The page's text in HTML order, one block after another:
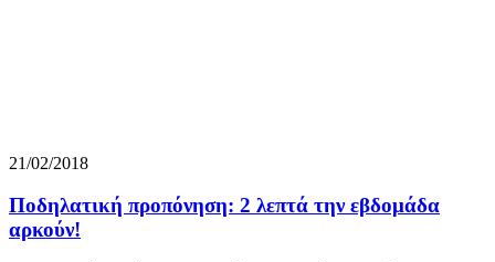
21/02/2018
Ποδηλατική προπόνηση: 2 λεπτά την εβδομάδα
αρκούν!